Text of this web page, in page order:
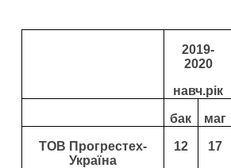
2019-
2020
навч.рік
бак маг
ТОВ Прогрестех-
Україна
12 17